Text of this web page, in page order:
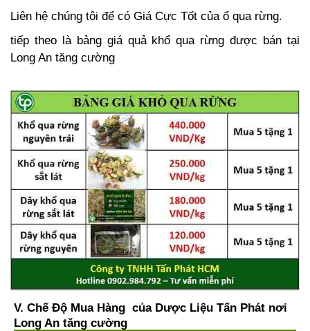
Liên hệ chúng tôi để có Giá Cực Tốt của ổ qua rừng.
tiếp theo là bảng giá quả khổ qua rừng được bán tại
Long An tăng cường
V. Chế Độ Mua Hàng của Dược Liệu Tấn Phát nơi
Long An tăng cường